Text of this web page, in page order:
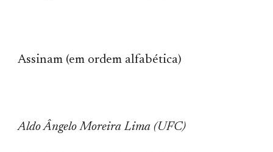
Assinam (em ordem alfabética)
Aldo Ângelo Moreira Lima (UFC)